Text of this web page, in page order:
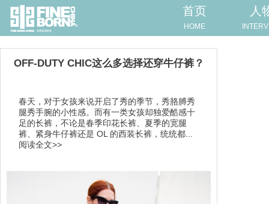
首页
HOME
人
OFF-DUTY CHIC这么多选择还穿牛仔裤？
春天，对于女孩来说开启了秀的季节，秀胳膊秀
腿秀手腕的小性感。而有一类女孩却独爱酷感十
足的长裤，不论是春季印花长裤、夏季的宽腿
裤、紧身牛仔裤还是 OL 的西装长裤，统统都...
阅读全文>>